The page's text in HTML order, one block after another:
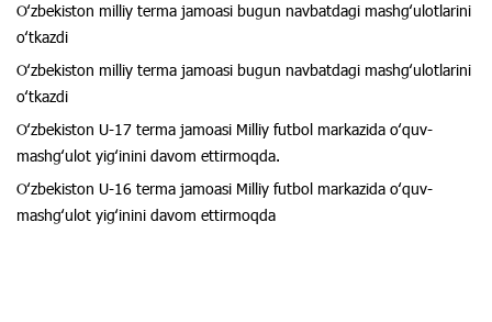
Oʻzbekiston milliy terma jamoasi bugun navbatdagi mashgʻulotlarini
oʻtkazdi
Oʻzbekiston milliy terma jamoasi bugun navbatdagi mashgʻulotlarini
oʻtkazdi
Oʻzbekiston U-17 terma jamoasi Milliy futbol markazida oʻquv-
mashgʻulot yigʻinini davom ettirmoqda.
Oʻzbekiston U-16 terma jamoasi Milliy futbol markazida oʻquv-
mashgʻulot yigʻinini davom ettirmoqda